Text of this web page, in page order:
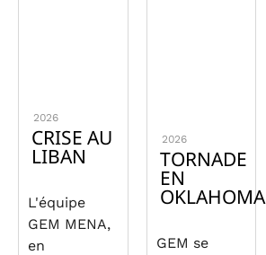
2026
CRISE AU
LIBAN
L'équipe
GEM MENA,
en
2026
TORNADE
EN
OKLAHOMA
GEM se